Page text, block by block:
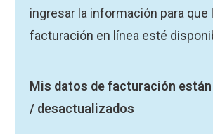
ingresar la información para que
facturación en línea esté
Mis datos de facturación
/ desactualizados